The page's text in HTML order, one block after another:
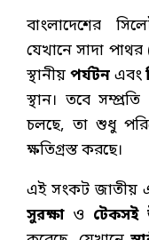
বাংলাদেশের
যেখানে সাদা পাথর
স্থানীয় পর্যটনএবং
স্থান। তবে
চলছে, তা শুধু
ক্ষতিগ্রস্ত করছে।
এই সংকট জাতীয়
সুরক্ষা ও টেকসই